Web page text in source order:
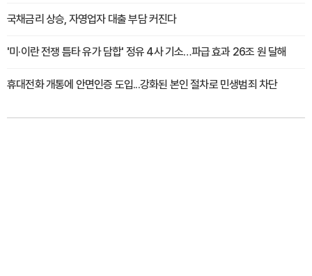
국채금리 상승, 자영업자 대출 부담 커진다
'미·이란 전쟁 틈타 유가 담합' 정유 4사 기소…파급 효과 26조 원 달해
휴대전화 개통에 안면인증 도입...강화된 본인 절차로 민생범죄 차단